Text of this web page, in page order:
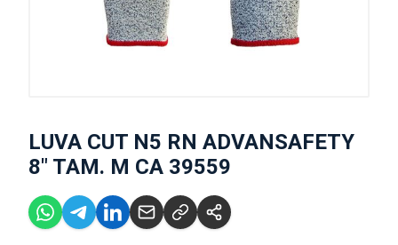
LUVA CUT N5 RN ADVANSAFETY
8" TAM. M CA 39559